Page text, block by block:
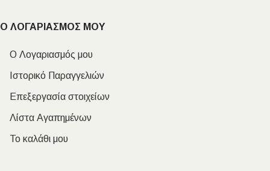
Ο ΛΟΓΑΡΙΑΣΜΟΣ ΜΟΥ
Ο Λογαριασμός μου
Ιστορικό Παραγγελιών
Επεξεργασία στοιχείων
Λίστα Αγαπημένων
Το καλάθι μου